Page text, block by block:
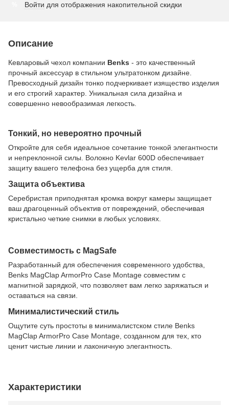
Войти для отображения накопительной скидки
Описание
Кевларовый чехол компании Benks - это качественный
прочный аксессуар в стильном ультратонком дизайне.
Превосходный дизайн тонко подчеркивает изящество изделия
и его строгий характер. Уникальная сила дизайна и
совершенно невообразимая легкость.
Тонкий, но невероятно прочный
Откройте для себя идеальное сочетание тонкой элегантности
и непреклонной силы. Волокно Kevlar 600D обеспечивает
защиту вашего телефона без ущерба для стиля.
Защита объектива
Серебристая приподнятая кромка вокруг камеры защищает
ваш драгоценный объектив от повреждений, обеспечивая
кристально четкие снимки в любых условиях.
Совместимость с MagSafe
Разработанный для обеспечения современного удобства,
Benks MagClap ArmorPro Case Montage совместим с
магнитной зарядкой, что позволяет вам легко заряжаться и
оставаться на связи.
Минималистический стиль
Ощутите суть простоты в минималистском стиле Benks
MagClap ArmorPro Case Montage, созданном для тех, кто
ценит чистые линии и лаконичную элегантность.
Характеристики